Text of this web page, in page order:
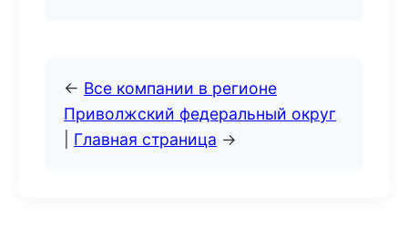
← Все компании в регионе
Приволжский федеральный округ
Главная страница →